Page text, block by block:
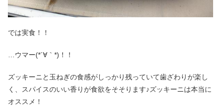
では実食！！
…ウマー(*´∀｀*)！！
ズッキーニと玉ねぎの食感がしっかり残っていて歯ざわりが楽し
く、スパイスのいい香りが食欲をそそります♪ズッキーニは本当に
オススメ！